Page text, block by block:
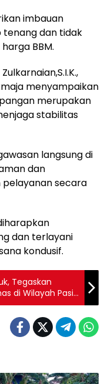
imbauan
dan tidak
BBM.
menyampaikan
merupakan
stabilitas
langsung di
dan
secara
dan terlayani
kondusif.
Tegaskan
di Wilayah Pasir